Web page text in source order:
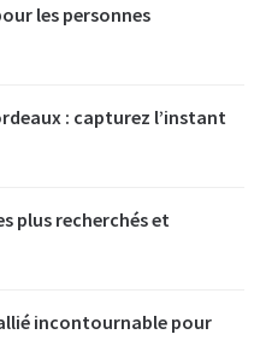
les personnes
: capturez l’instant
plus recherchés et
incontournable pour